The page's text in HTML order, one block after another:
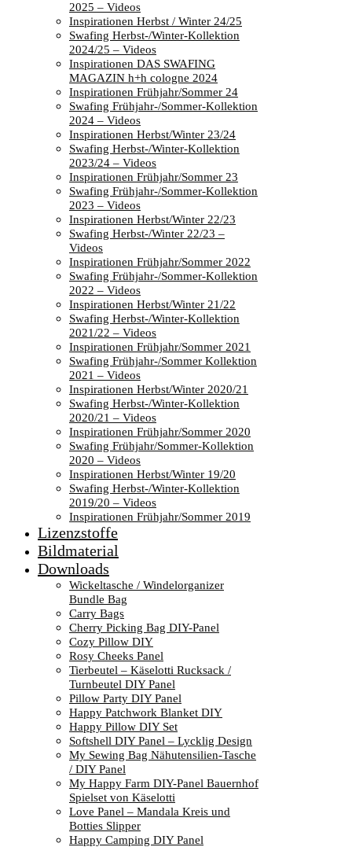
2025 – Videos
Inspirationen Herbst / Winter 24/25
Swafing Herbst-/Winter-Kollektion
2024/25 – Videos
Inspirationen DAS SWAFING
MAGAZIN h+h cologne 2024
Inspirationen Frühjahr/Sommer 24
Swafing Frühjahr-/Sommer-Kollektion
2024 – Videos
Inspirationen Herbst/Winter 23/24
Swafing Herbst-/Winter-Kollektion
2023/24 – Videos
Inspirationen Frühjahr/Sommer 23
Swafing Frühjahr-/Sommer-Kollektion
2023 – Videos
Inspirationen Herbst/Winter 22/23
Swafing Herbst-/Winter 22/23 –
Videos
Inspirationen Frühjahr/Sommer 2022
Swafing Frühjahr-/Sommer-Kollektion
2022 – Videos
Inspirationen Herbst/Winter 21/22
Swafing Herbst-/Winter-Kollektion
2021/22 – Videos
Inspirationen Frühjahr/Sommer 2021
Swafing Frühjahr-/Sommer Kollektion
2021 – Videos
Inspirationen Herbst/Winter 2020/21
Swafing Herbst-/Winter-Kollektion
2020/21 – Videos
Inspirationen Frühjahr/Sommer 2020
Swafing Frühjahr/Sommer-Kollektion
2020 – Videos
Inspirationen Herbst/Winter 19/20
Swafing Herbst-/Winter-Kollektion
2019/20 – Videos
Inspirationen Frühjahr/Sommer 2019
Lizenzstoffe
Bildmaterial
Downloads
Wickeltasche / Windelorganizer
Bundle Bag
Carry Bags
Cherry Picking Bag DIY-Panel
Cozy Pillow DIY
Rosy Cheeks Panel
Tierbeutel – Käselotti Rucksack /
Turnbeutel DIY Panel
Pillow Party DIY Panel
Happy Patchwork Blanket DIY
Happy Pillow DIY Set
Softshell DIY Panel – Lycklig Design
My Sewing Bag Nähutensilien-Tasche
/ DIY Panel
My Happy Farm DIY-Panel Bauernhof
Spielset von Käselotti
Love Panel – Mandala Kreis und
Botties Slipper
Happy Camping DIY Panel